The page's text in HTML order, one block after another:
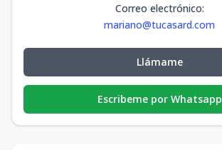
Correo electrónico:
mariano@tucasard.com
Llámame
Escribeme por Whatsapp